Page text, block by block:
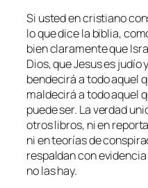
Si usted en cristiano
lo que dice la biblia,
bien claramente que
Dios, que Jesus es judío
bendecirá a todo aquel
maldecirá a todo aquel
puede ser. La verdad
otros libros, ni en
ni en teorías de
respaldan con
no las hay.